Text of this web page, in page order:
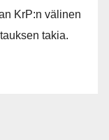
KrP:n välinen
takia.